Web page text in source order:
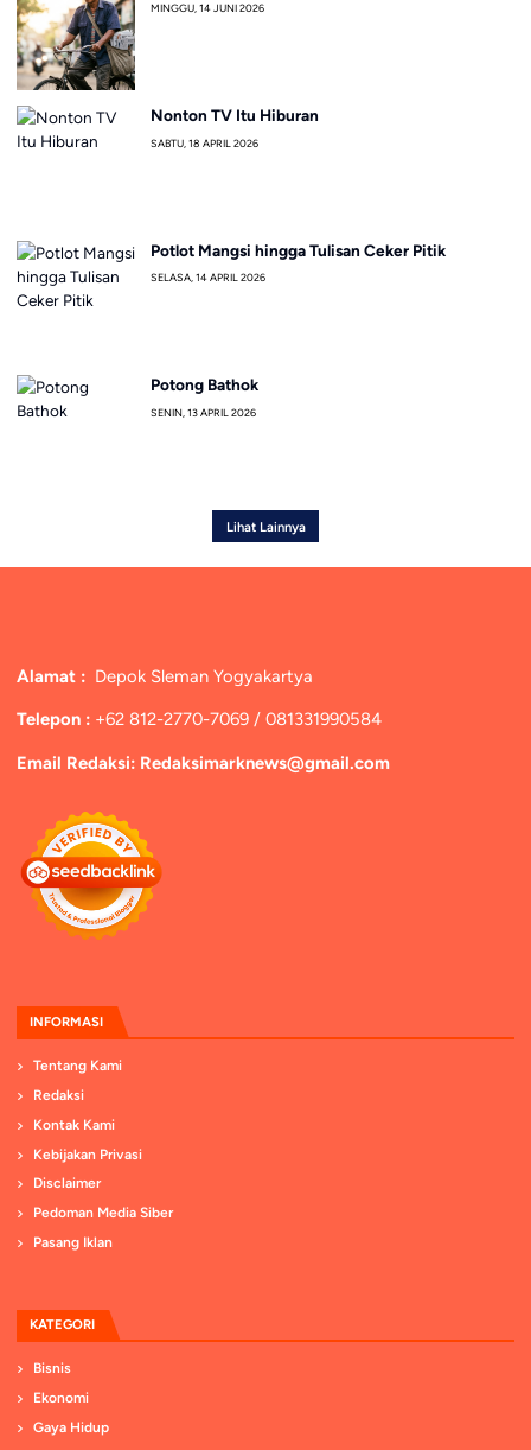
MINGGU, 14 JUNI 2026
Nonton TV Itu Hiburan
SABTU, 18 APRIL 2026
Potlot Mangsi hingga Tulisan Ceker Pitik
SELASA, 14 APRIL 2026
Potong Bathok
SENIN, 13 APRIL 2026
Lihat Lainnya
Alamat : Depok Sleman Yogyakartya
Telepon : +62 812-2770-7069 / 081331990584
Email Redaksi: Redaksimarknews@gmail.com
INFORMASI
Tentang Kami
Redaksi
Kontak Kami
Kebijakan Privasi
Disclaimer
Pedoman Media Siber
Pasang Iklan
KATEGORI
Bisnis
Ekonomi
Gaya Hidup